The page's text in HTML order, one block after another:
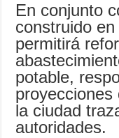
En conjunto
construido
permitirá
potable,
la ciudad
autoridades.